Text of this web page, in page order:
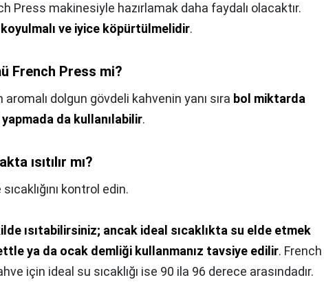
Press makinesiyle hazırlamak daha faydalı olacaktır.
ve iyice köpürtülmelidir.
French Press mi?
dolgun gövdeli kahvenin yanı sıra bol miktarda
da kullanılabilir.
ısıtılır mı?
kontrol edin.
ısıtabilirsiniz; ancak ideal sıcaklıkta su elde etmek
ya da ocak demliği kullanmanız tavsiye edilir. French
için ideal su sıcaklığı ise 90 ila 96 derece arasındadır.